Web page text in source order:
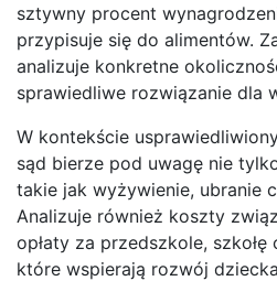
sztywny procent
przypisuje się do alimentów.
analizuje konkretne
sprawiedliwe rozwiązanie dla
W kontekście
sąd bierze pod uwagę nie
takie jak wyżywienie, ubranie
Analizuje również koszty
opłaty za przedszkole,
które wspierają rozwój